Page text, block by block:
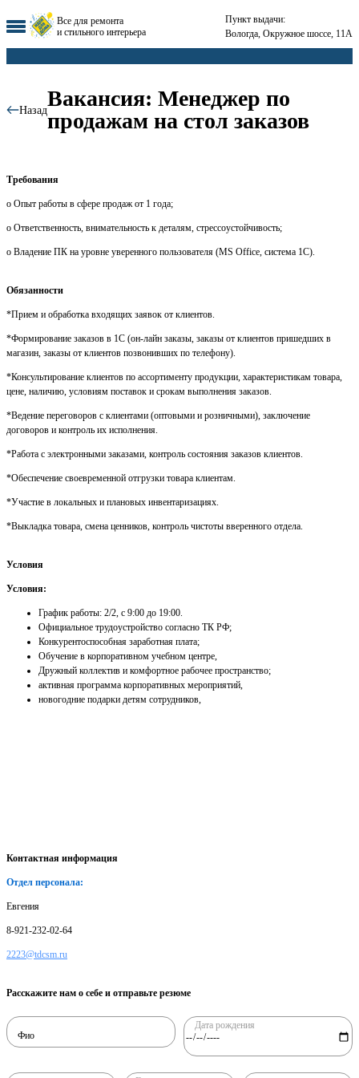
Все для ремонта
и стильного интерьера
Пункт выдачи:
Вологда, Окружное шоссе, 11А
НазадВакансия: Менеджер по
продажам на стол заказов
Требования
o Опыт работы в сфере продаж от 1 года;
o Ответственность, внимательность к деталям, стрессоустойчивость;
o Владение ПК на уровне уверенного пользователя (MS Office, система 1С).
Обязанности
*Прием и обработка входящих заявок от клиентов.
*Формирование заказов в 1С (он-лайн заказы, заказы от клиентов пришедших в
магазин, заказы от клиентов позвонивших по телефону).
*Консультирование клиентов по ассортименту продукции, характеристикам товара,
цене, наличию, условиям поставок и срокам выполнения заказов.
*Ведение переговоров с клиентами (оптовыми и розничными), заключение
договоров и контроль их исполнения.
*Работа с электронными заказами, контроль состояния заказов клиентов.
*Обеспечение своевременной отгрузки товара клиентам.
*Участие в локальных и плановых инвентаризациях.
*Выкладка товара, смена ценников, контроль чистоты вверенного отдела.
Условия
Условия:
График работы: 2/2, с 9:00 до 19:00.
Официальное трудоустройство согласно ТК РФ;
Конкурентоспособная заработная плата;
Обучение в корпоративном учебном центре,
Дружный коллектив и комфортное рабочее пространство;
активная программа корпоративных мероприятий,
новогодние подарки детям сотрудников,
Контактная информация
Отдел персонала:
Евгения
8-921-232-02-64
2223@tdcsm.ru
Расскажите нам о себе и отправьте резюме
Фио
Дата рождения